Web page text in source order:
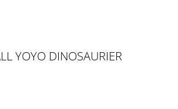
YOYO DINOSAURIER